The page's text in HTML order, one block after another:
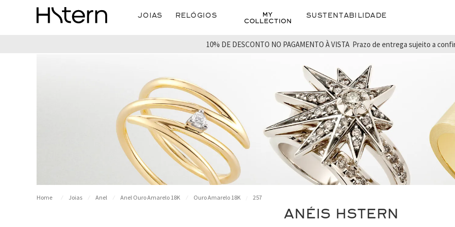
Joias Relógios Sustentabilidade
10% DE DESCONTO NO PAGAMENTO À VISTA Prazo de entrega sujeito a
Joias Anel Anel Ouro Amarelo 18K Ouro Amarelo 18K 257
ANÉIS HSTERN